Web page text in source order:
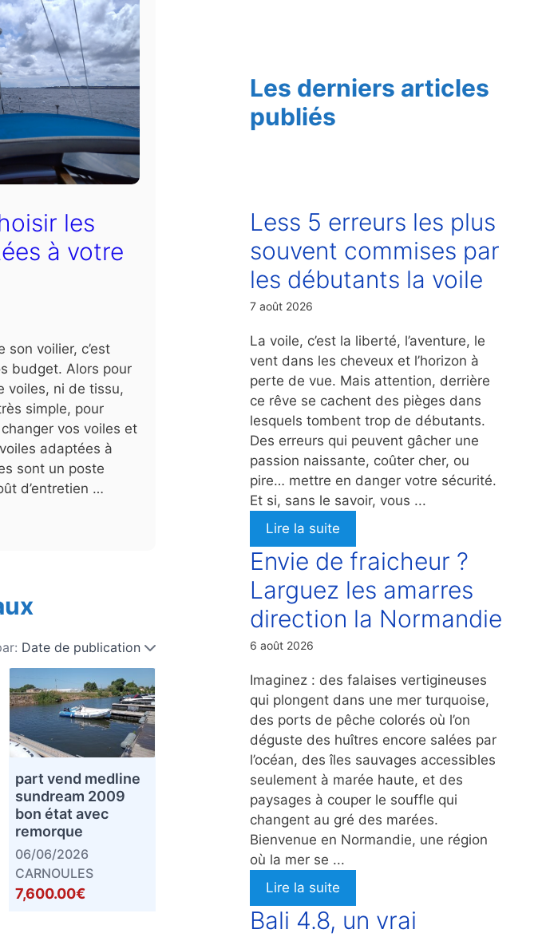
les
à votre
son voilier, c’est
budget. Alors pour
voiles, ni de tissu,
simple, pour
vos voiles et
adaptées à
sont un poste
d’entretien …
Date de publication
part vend medline
sundream 2009
bon état avec
remorque
06/06/2026
CARNOULES
7,600.00€
Les derniers articles
publiés
Less 5 erreurs les plus
souvent commises par
les débutants la voile
7 août 2026
La voile, c’est la liberté, l’aventure, le
vent dans les cheveux et l’horizon à
perte de vue. Mais attention, derrière
ce rêve se cachent des pièges dans
lesquels tombent trop de débutants.
Des erreurs qui peuvent gâcher une
passion naissante, coûter cher, ou
pire… mettre en danger votre sécurité.
Et si, sans le savoir, vous ...
Lire la suite
Envie de fraicheur ?
Larguez les amarres
direction la Normandie
6 août 2026
Imaginez : des falaises vertigineuses
qui plongent dans une mer turquoise,
des ports de pêche colorés où l’on
déguste des huîtres encore salées par
l’océan, des îles sauvages accessibles
seulement à marée haute, et des
paysages à couper le souffle qui
changent au gré des marées.
Bienvenue en Normandie, une région
où la mer se ...
Lire la suite
Bali 4.8, un vrai